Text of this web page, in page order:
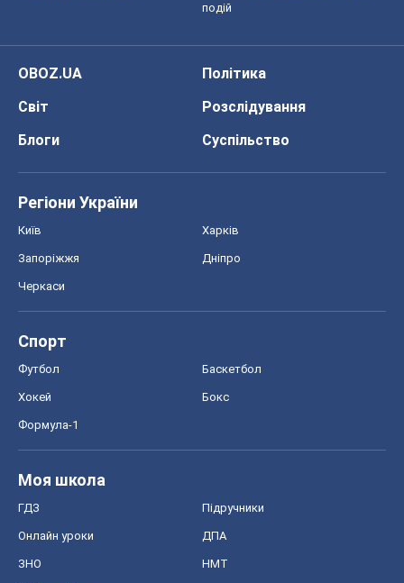
подій
OBOZ.UA
Політика
Світ
Розслідування
Блоги
Суспільство
Регіони України
Київ Харків
Запоріжжя Дніпро
Черкаси
Спорт
Футбол Баскетбол
Хокей Бокс
Формула-1
Моя школа
ГДЗ Підручники
Онлайн уроки ДПА
ЗНО НМТ